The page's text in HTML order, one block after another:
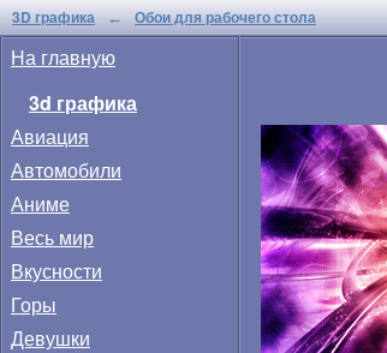
3D графика ← Обои для рабочего стола
На главную
3d графика
Авиация
Автомобили
Аниме
Весь мир
Вкусности
Горы
Девушки